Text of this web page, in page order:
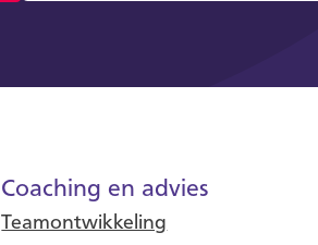
Coaching en advies
Teamontwikkeling